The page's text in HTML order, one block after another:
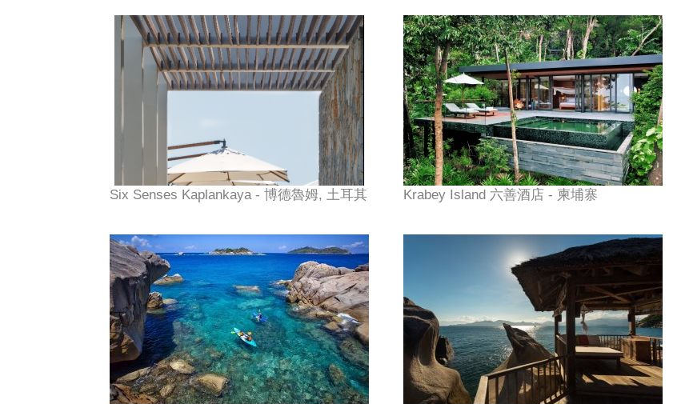
Six Senses Kaplankaya - 博德魯姆, 土耳其 Krabey Island 六善酒店 - 柬埔寨